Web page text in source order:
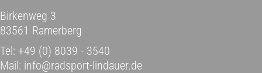
Birkenweg 3
83561 Ramerberg
Tel: +49 (0) 8039 - 3540
Mail: info@radsport-lindauer.de